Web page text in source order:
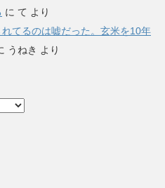
に て より
てるのは嘘だった。玄米を10年
うねき より